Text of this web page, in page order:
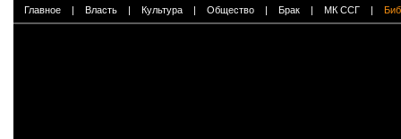
Главное | Власть | Культура | Общество | Брак | МК ССГ |